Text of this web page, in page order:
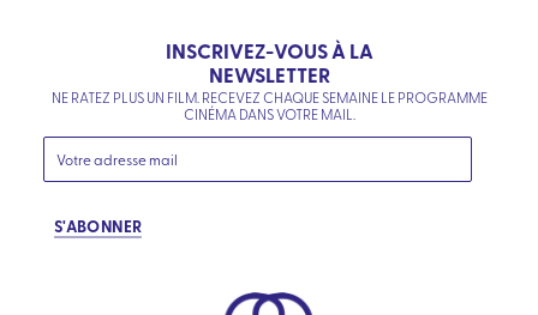
INSCRIVEZ-VOUS À LA
NEWSLETTER
NE RATEZ PLUS UN FILM. RECEVEZ CHAQUE SEMAINE LE PROGRAMME
CINÉMA DANS VOTRE MAIL.
S'ABONNER